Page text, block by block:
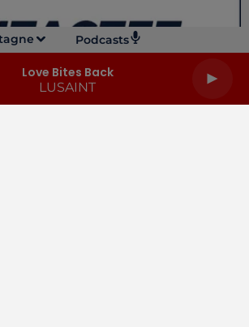
Podcasts
Love Bites Back
LUSAINT